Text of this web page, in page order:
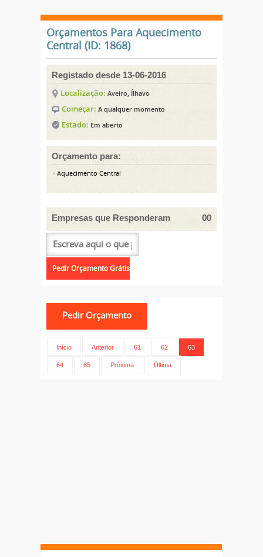
Orçamentos Para Aquecimento
Central (ID: 1868)
Registado desde 13-06-2016
Localização: Aveiro, Ílhavo
Começar: A qualquer momento
Estado: Em aberto
Orçamento para:
Aquecimento Central
Empresas que Responderam 00
Início Anterior 61 62 63
64 65 Próxima Última